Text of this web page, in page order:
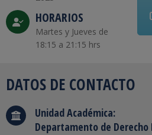
HORARIOS
Martes y Jueves de
18:15 a 21:15 hrs
DATOS DE CONTACTO
Unidad Académica:
Departamento de Derecho